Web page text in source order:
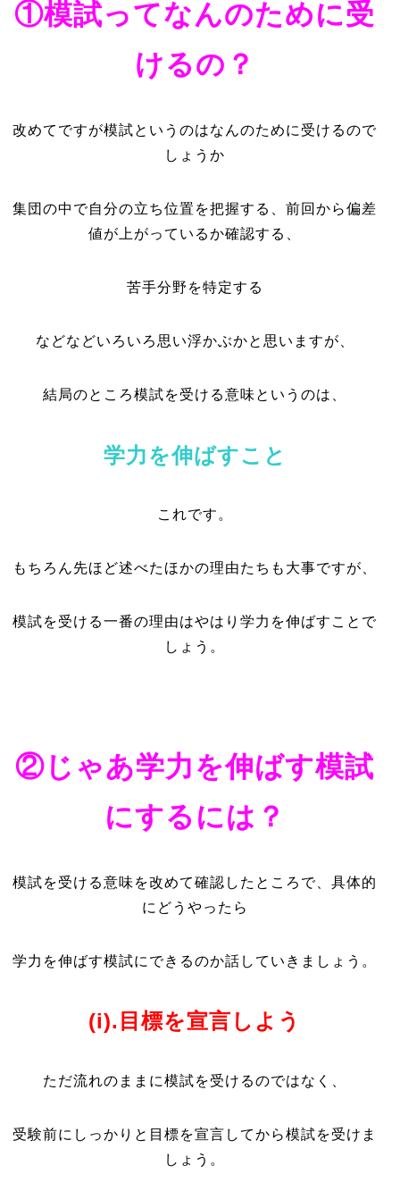
①模試ってなんのために受
けるの？
改めてですが模試というのはなんのために受けるので
しょうか
集団の中で自分の立ち位置を把握する、前回から偏差
値が上がっているか確認する、
苦手分野を特定する
などなどいろいろ思い浮かぶかと思いますが、
結局のところ模試を受ける意味というのは、
学力を伸ばすこと
これです。
もちろん先ほど述べたほかの理由たちも大事ですが、
模試を受ける一番の理由はやはり学力を伸ばすことで
しょう。
②じゃあ学力を伸ばす模試
にするには？
模試を受ける意味を改めて確認したところで、具体的
にどうやったら
学力を伸ばす模試にできるのか話していきましょう。
(i).目標を宣言しよう
ただ流れのままに模試を受けるのではなく、
受験前にしっかりと目標を宣言してから模試を受けま
しょう。